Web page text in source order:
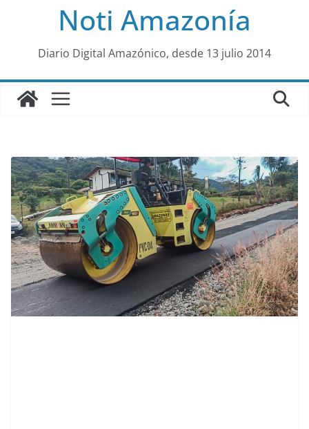
al
Noti Amazonía
Diario Digital Amazónico, desde 13 julio 2014